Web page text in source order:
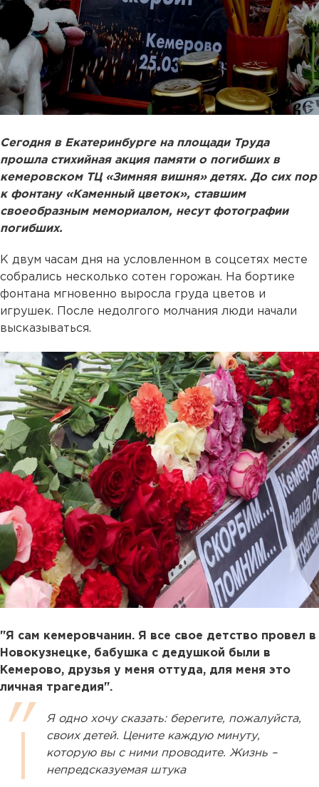
Сегодня в Екатеринбурге на площади Труда
прошла стихийная акция памяти о погибших в
кемеровском ТЦ «Зимняя вишня» детях. До сих пор
к фонтану «Каменный цветок», ставшим
своеобразным мемориалом, несут фотографии
погибших.
К двум часам дня на условленном в соцсетях месте
собрались несколько сотен горожан. На бортике
фонтана мгновенно выросла груда цветов и
игрушек. После недолгого молчания люди начали
высказываться.
"Я сам кемеровчанин. Я все свое детство провел в
Новокузнецке, бабушка с дедушкой были в
Кемерово, друзья у меня оттуда, для меня это
личная трагедия".
Я одно хочу сказать: берегите, пожалуйста,
своих детей. Цените каждую минуту,
которую вы с ними проводите. Жизнь –
непредсказуемая штука